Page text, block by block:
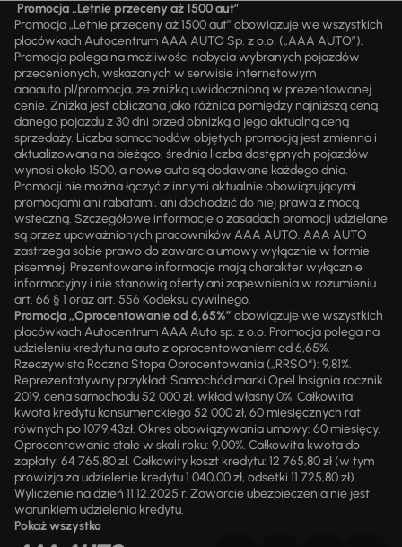
Promocja „Letnie przeceny aż 1500 aut”
Promocja „Letnie przeceny aż 1500 aut” obowiązuje we wszystkich
placówkach Autocentrum AAA AUTO Sp. z o.o. („AAA AUTO”).
Promocja polega na możliwości nabycia wybranych pojazdów
przecenionych, wskazanych w serwisie internetowym
aaaauto.pl/promocja, ze zniżką uwidocznioną w prezentowanej
cenie. Zniżka jest obliczana jako różnica pomiędzy najniższą ceną
danego pojazdu z 30 dni przed obniżką a jego aktualną ceną
sprzedaży. Liczba samochodów objętych promocją jest zmienna i
aktualizowana na bieżąco; średnia liczba dostępnych pojazdów
wynosi około 1500, a nowe auta są dodawane każdego dnia.
Promocji nie można łączyć z innymi aktualnie obowiązującymi
promocjami ani rabatami, ani dochodzić do niej prawa z mocą
wsteczną. Szczegółowe informacje o zasadach promocji udzielane
są przez upoważnionych pracowników AAA AUTO. AAA AUTO
zastrzega sobie prawo do zawarcia umowy wyłącznie w formie
pisemnej. Prezentowane informacje mają charakter wyłącznie
informacyjny i nie stanowią oferty ani zapewnienia w rozumieniu
art. 66 § 1 oraz art. 556 Kodeksu cywilnego.
Promocja „Oprocentowanie od 6,65%” obowiązuje we wszystkich
placówkach Autocentrum AAA Auto sp. z o.o. Promocja polega na
udzieleniu kredytu na auto z oprocentowaniem od 6,65%.
Rzeczywista Roczna Stopa Oprocentowania („RRSO“): 9,81%.
Reprezentatywny przykład: Samochód marki Opel Insignia rocznik
2019, cena samochodu 52 000 zł, wkład własny 0%. Całkowita
kwota kredytu konsumenckiego 52 000 zł, 60 miesięcznych rat
równych po 1079,43zł. Okres obowiązywania umowy: 60 miesięcy.
Oprocentowanie stałe w skali roku: 9,00%. Całkowita kwota do
zapłaty: 64 765,80 zł. Całkowity koszt kredytu: 12 765,80 zł (w tym
prowizja za udzielenie kredytu 1 040,00 zł, odsetki 11 725,80 zł).
Wyliczenie na dzień 11.12.2025 r. Zawarcie ubezpieczenia nie jest
warunkiem udzielenia kredytu.
Pokaż wszystko